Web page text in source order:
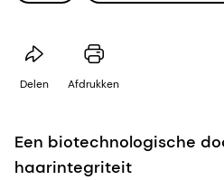
Delen Afdrukken
Een biotechnologische
haarintegriteit